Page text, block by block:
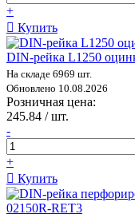
+
Купить
DIN-рейка L1250
На складе 6969 шт.
Обновлено 10.08.2026
Розничная цена:
245.84 / шт.
-
+
Купить